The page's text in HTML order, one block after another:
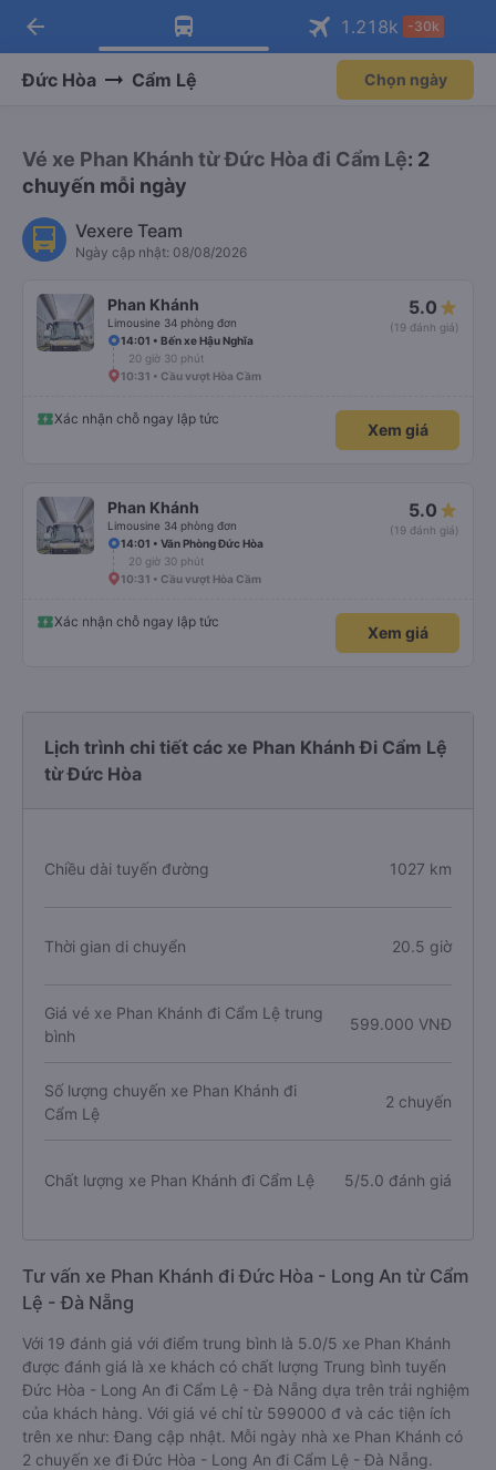
Tải app Vexere ngay!
Nhận ưu đãi thành viên độc
Mở app
Tải app Vexere
-30k/ghế khi đặt vé máy bay qua
Mở app
arrow_back 1.218k -30k
Đức Hòa Cẩm Lệ Chọn ngày
Vé xe Phan Khánh từ Đức Hòa đi Cẩm Lệ: 2
chuyến mỗi ngày
Vexere Team
Ngày cập nhật: 08/08/2026
Phan Khánh
Limousine 34 phòng đơn
5.0
(19 đánh giá)
14:01 • Bến xe Hậu Nghĩa
20 giờ 30 phút
10:31 • Cầu vượt Hòa Cầm
Xác nhận chỗ ngay lập tức
Xem giá
Phan Khánh
Limousine 34 phòng đơn
5.0
(19 đánh giá)
14:01 • Văn Phòng Đức Hòa
20 giờ 30 phút
10:31 • Cầu vượt Hòa Cầm
Xác nhận chỗ ngay lập tức
Xem giá
Lịch trình chi tiết các xe Phan Khánh Đi Cẩm Lệ
từ Đức Hòa
Chiều dài tuyến đường 1027 km
Thời gian di chuyển 20.5 giờ
Giá vé xe Phan Khánh đi Cẩm Lệ trung
bình
599.000 VNĐ
Số lượng chuyến xe Phan Khánh đi
Cẩm Lệ
2 chuyến
Chất lượng xe Phan Khánh đi Cẩm Lệ 5/5.0 đánh giá
Tư vấn xe Phan Khánh đi Đức Hòa - Long An từ Cẩm
Lệ - Đà Nẵng
Với 19 đánh giá với điểm trung bình là 5.0/5 xe Phan Khánh
được đánh giá là xe khách có chất lượng Trung bình tuyến
Đức Hòa - Long An đi Cẩm Lệ - Đà Nẵng dựa trên trải nghiệm
của khách hàng. Với giá vé chỉ từ 599000 đ và các tiện ích
trên xe như: Đang cập nhật. Mỗi ngày nhà xe Phan Khánh có
2 chuyến xe đi Đức Hòa - Long An đi Cẩm Lệ - Đà Nẵng.